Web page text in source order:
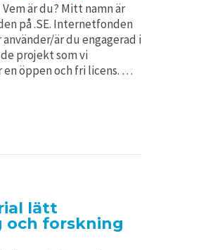
är du? Mitt namn är
på .SE. Internetfonden
är du engagerad i
projekt som vi
öppen och fri licens. …
lätt
forskning